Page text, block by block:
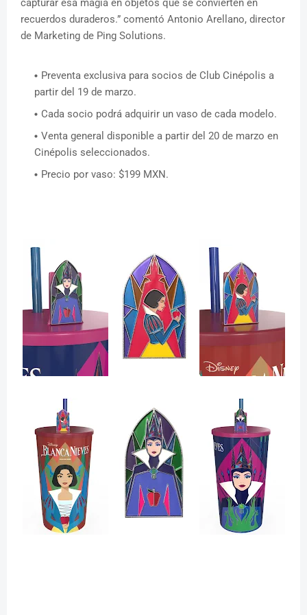
capturar esa magia en objetos que se convierten en
recuerdos duraderos.” comentó Antonio Arellano, director
de Marketing de Ping Solutions.
Preventa exclusiva para socios de Club Cinépolis a
partir del 19 de marzo.
Cada socio podrá adquirir un vaso de cada modelo.
Venta general disponible a partir del 20 de marzo en
Cinépolis seleccionados.
Precio por vaso: $199 MXN.